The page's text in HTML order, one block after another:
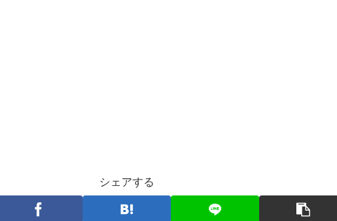
シェアする